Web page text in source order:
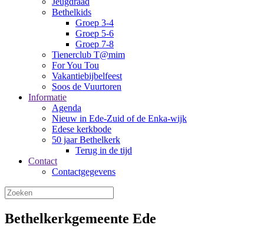
Bethelkids
Groep 3-4
Groep 5-6
Groep 7-8
Tienerclub T@mim
For You Tou
Vakantiebijbelfeest
Soos de Vuurtoren
Informatie
Agenda
Nieuw in Ede-Zuid of de Enka-wijk
Edese kerkbode
50 jaar Bethelkerk
Terug in de tijd
Contact
Contactgegevens
Bethelkerkgemeente Ede